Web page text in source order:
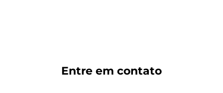
Entre em contato